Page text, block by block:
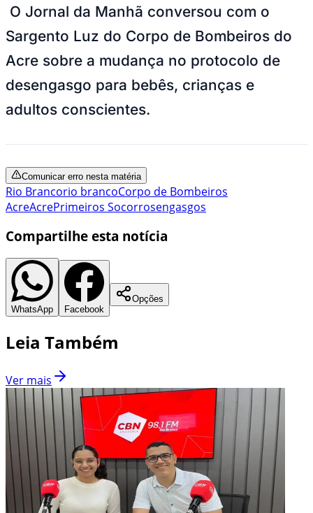
O Jornal da Manhã conversou com o
Sargento Luz do Corpo de Bombeiros do
Acre sobre a mudança no protocolo de
desengasgo para bebês, crianças e
adultos conscientes.
Comunicar erro nesta matéria
Rio Brancorio brancoCorpo de Bombeiros
AcreAcrePrimeiros Socorrosengasgos
Compartilhe esta notícia
WhatsApp Facebook
Opções
Leia Também
Ver mais